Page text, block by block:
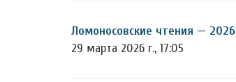
Ломоносовские чтения — 2026
29 марта 2026 г., 17:05